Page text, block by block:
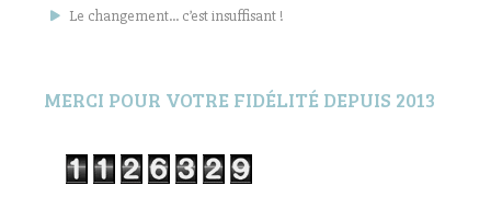
Le changement… c’est insuffisant !
MERCI POUR VOTRE FIDÉLITÉ DEPUIS 2013